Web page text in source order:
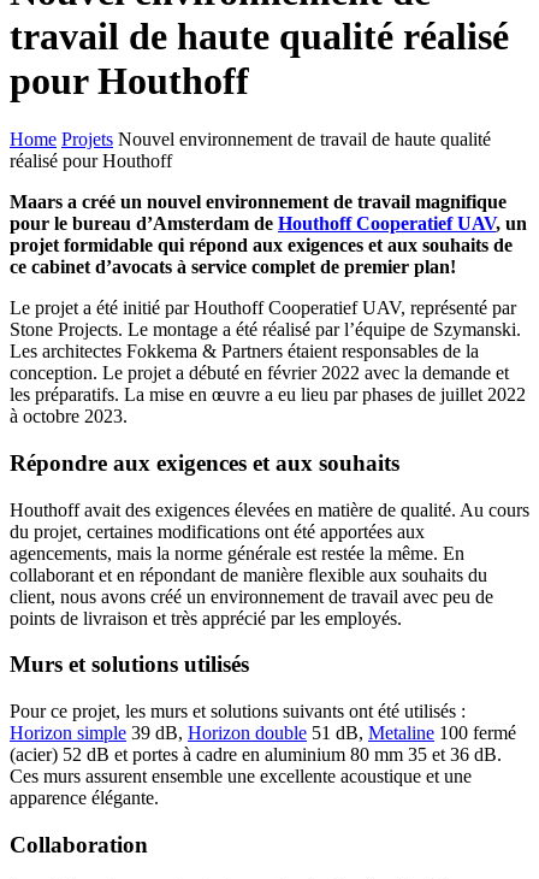
travail de haute qualité réalisé
pour Houthoff
Home Projets Nouvel environnement de travail de haute qualité
réalisé pour Houthoff
Maars a créé un nouvel environnement de travail magnifique
pour le bureau d’Amsterdam de Houthoff Cooperatief UAV, un
projet formidable qui répond aux exigences et aux souhaits de
ce cabinet d’avocats à service complet de premier plan!
Le projet a été initié par Houthoff Cooperatief UAV, représenté par
Stone Projects. Le montage a été réalisé par l’équipe de Szymanski.
Les architectes Fokkema & Partners étaient responsables de la
conception. Le projet a débuté en février 2022 avec la demande et
les préparatifs. La mise en œuvre a eu lieu par phases de juillet 2022
à octobre 2023.
Répondre aux exigences et aux souhaits
Houthoff avait des exigences élevées en matière de qualité. Au cours
du projet, certaines modifications ont été apportées aux
agencements, mais la norme générale est restée la même. En
collaborant et en répondant de manière flexible aux souhaits du
client, nous avons créé un environnement de travail avec peu de
points de livraison et très apprécié par les employés.
Murs et solutions utilisés
Pour ce projet, les murs et solutions suivants ont été utilisés :
Horizon simple 39 dB, Horizon double 51 dB, Metaline 100 fermé
(acier) 52 dB et portes à cadre en aluminium 80 mm 35 et 36 dB.
Ces murs assurent ensemble une excellente acoustique et une
apparence élégante.
Collaboration